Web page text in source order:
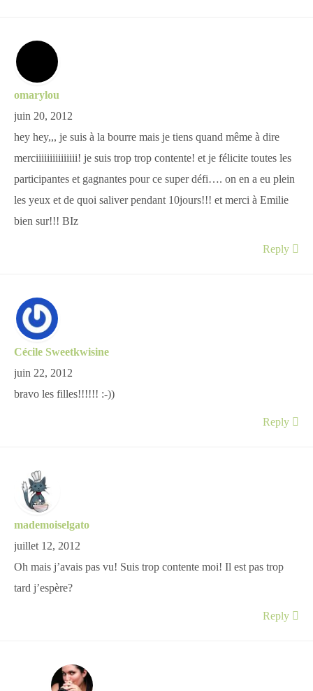
omarylou
juin 20, 2012
hey hey,,, je suis à la bourre mais je tiens quand même à dire
merciiiiiiiiiiiiiii! je suis trop trop contente! et je félicite toutes les
participantes et gagnantes pour ce super défi…. on en a eu plein
les yeux et de quoi saliver pendant 10jours!!! et merci à Emilie
bien sur!!! BIz
Reply
Cécile Sweetkwisine
juin 22, 2012
bravo les filles!!!!!! :-))
Reply
mademoiselgato
juillet 12, 2012
Oh mais j’avais pas vu! Suis trop contente moi! Il est pas trop
tard j’espère?
Reply